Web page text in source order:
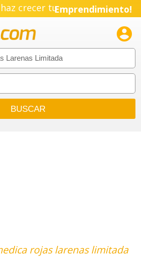
crecer tuEmprendimiento!

rojas larenas limitada